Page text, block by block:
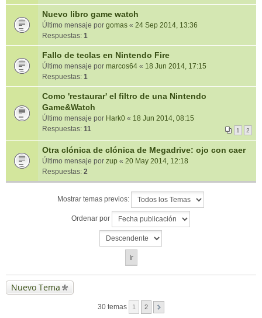
Nuevo libro game watch
Último mensaje por gomas « 24 Sep 2014, 13:36
Respuestas: 1
Fallo de teclas en Nintendo Fire
Último mensaje por marcos64 « 18 Jun 2014, 17:15
Respuestas: 1
Como 'restaurar' el filtro de una Nintendo
Game&Watch
Último mensaje por Hark0 « 18 Jun 2014, 08:15
Respuestas: 11 1 2
Otra clónica de clónica de Megadrive: ojo con caer
Último mensaje por zup « 20 May 2014, 12:18
Respuestas: 2
Mostrar temas previos:
Ordenar por
Nuevo Tema
30 temas 1 2